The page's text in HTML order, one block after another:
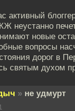
активный
неустанно
новые
вопросы
дорог в
святым духом
» не удмурт